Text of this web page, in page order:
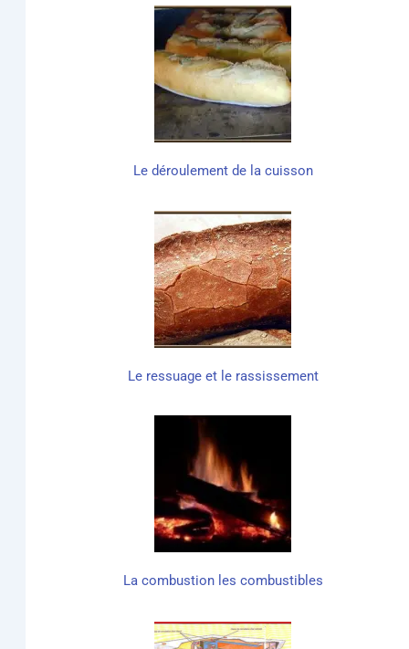
Le dérou­le­ment de la cuisson
Le res­suage et le rassissement
La com­bus­tion les combustibles